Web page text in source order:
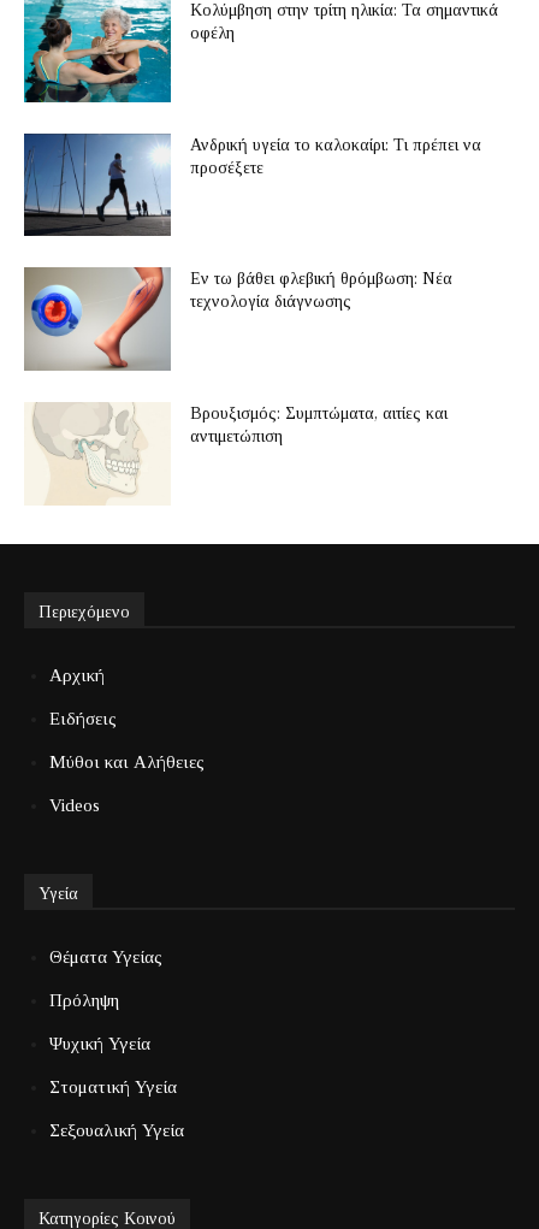
Κολύμβηση στην τρίτη ηλικία: Τα σημαντικά
οφέλη
Ανδρική υγεία το καλοκαίρι: Τι πρέπει να
προσέξετε
Εν τω βάθει φλεβική θρόμβωση: Νέα
τεχνολογία διάγνωσης
Βρουξισμός: Συμπτώματα, αιτίες και
αντιμετώπιση
Περιεχόμενο
Αρχική
Ειδήσεις
Μύθοι και Αλήθειες
Videos
Υγεία
Θέματα Υγείας
Πρόληψη
Ψυχική Υγεία
Στοματική Υγεία
Σεξουαλική Υγεία
Κατηγορίες Κοινού